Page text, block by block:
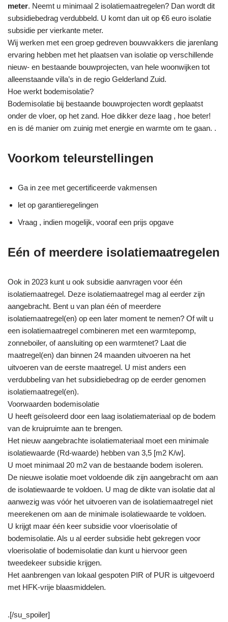
meter. Neemt u minimaal 2 isolatiemaatregelen? Dan wordt dit
subsidiebedrag verdubbeld. U komt dan uit op €6 euro isolatie
subsidie per vierkante meter.
Wij werken met een groep gedreven bouwvakkers die jarenlang
ervaring hebben met het plaatsen van isolatie op verschillende
nieuw- en bestaande bouwprojecten, van hele woonwijken tot
alleenstaande villa’s in de regio Gelderland Zuid.
Hoe werkt bodemisolatie?
Bodemisolatie bij bestaande bouwprojecten wordt geplaatst
onder de vloer, op het zand. Hoe dikker deze laag , hoe beter!
en is dé manier om zuinig met energie en warmte om te gaan. .
Voorkom teleurstellingen
Ga in zee met gecertificeerde vakmensen
let op garantieregelingen
Vraag , indien mogelijk, vooraf een prijs opgave
Eén of meerdere isolatiemaatregelen
Ook in 2023 kunt u ook subsidie aanvragen voor één
isolatiemaatregel. Deze isolatiemaatregel mag al eerder zijn
aangebracht. Bent u van plan één of meerdere
isolatiemaatregel(en) op een later moment te nemen? Of wilt u
een isolatiemaatregel combineren met een warmtepomp,
zonneboiler, of aansluiting op een warmtenet? Laat die
maatregel(en) dan binnen 24 maanden uitvoeren na het
uitvoeren van de eerste maatregel. U mist anders een
verdubbeling van het subsidiebedrag op de eerder genomen
isolatiemaatregel(en).
Voorwaarden bodemisolatie
U heeft geïsoleerd door een laag isolatiemateriaal op de bodem
van de kruipruimte aan te brengen.
Het nieuw aangebrachte isolatiemateriaal moet een minimale
isolatiewaarde (Rd-waarde) hebben van 3,5 [m2 K/w].
U moet minimaal 20 m2 van de bestaande bodem isoleren.
De nieuwe isolatie moet voldoende dik zijn aangebracht om aan
de isolatiewaarde te voldoen. U mag de dikte van isolatie dat al
aanwezig was vóór het uitvoeren van de isolatiemaatregel niet
meerekenen om aan de minimale isolatiewaarde te voldoen.
U krijgt maar één keer subsidie voor vloerisolatie of
bodemisolatie. Als u al eerder subsidie hebt gekregen voor
vloerisolatie of bodemisolatie dan kunt u hiervoor geen
tweedekeer subsidie krijgen.
Het aanbrengen van lokaal gespoten PIR of PUR is uitgevoerd
met HFK-vrije blaasmiddelen.
.[/su_spoiler]